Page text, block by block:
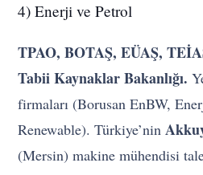
4) Enerji ve Petrol
TPAO, BOTAŞ, EÜAŞ,
Tabii Kaynaklar Bakanlığı.
firmaları (Borusan EnBW,
Renewable). Türkiye’nin
(Mersin) makine mühendisi